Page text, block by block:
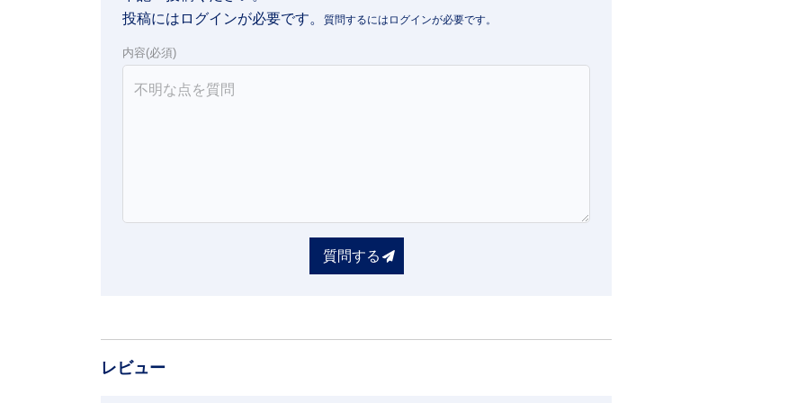
投稿にはログインが必要です。
内容(必須)
質問する
レビュー